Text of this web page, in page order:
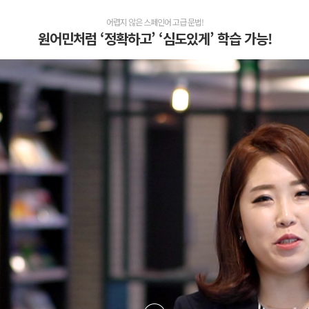
어렵지 않은 스페인어 고급 문법!
원어민처럼 ‘정확하고’ ‘심도있게’ 학습 가능!